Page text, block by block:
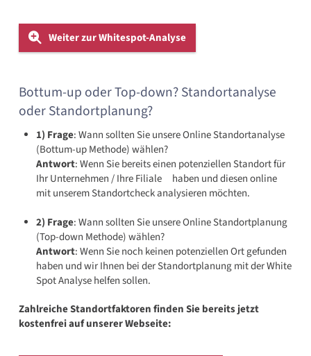
Weiter zur Whitespot-Analyse
Bottum-up oder Top-down? Standortanalyse
oder Standortplanung?
1) Frage: Wann sollten Sie unsere Online Standortanalyse
(Bottum-up Methode) wählen?
Antwort: Wenn Sie bereits einen potenziellen Standort für
Ihr Unternehmen / Ihre Filiale haben und diesen online
mit unserem Standortcheck analysieren möchten.
2) Frage: Wann sollten Sie unsere Online Standortplanung
(Top-down Methode) wählen?
Antwort: Wenn Sie noch keinen potenziellen Ort gefunden
haben und wir Ihnen bei der Standortplanung mit der White
Spot Analyse helfen sollen.
Zahlreiche Standortfaktoren finden Sie bereits jetzt
kostenfrei auf unserer Webseite: